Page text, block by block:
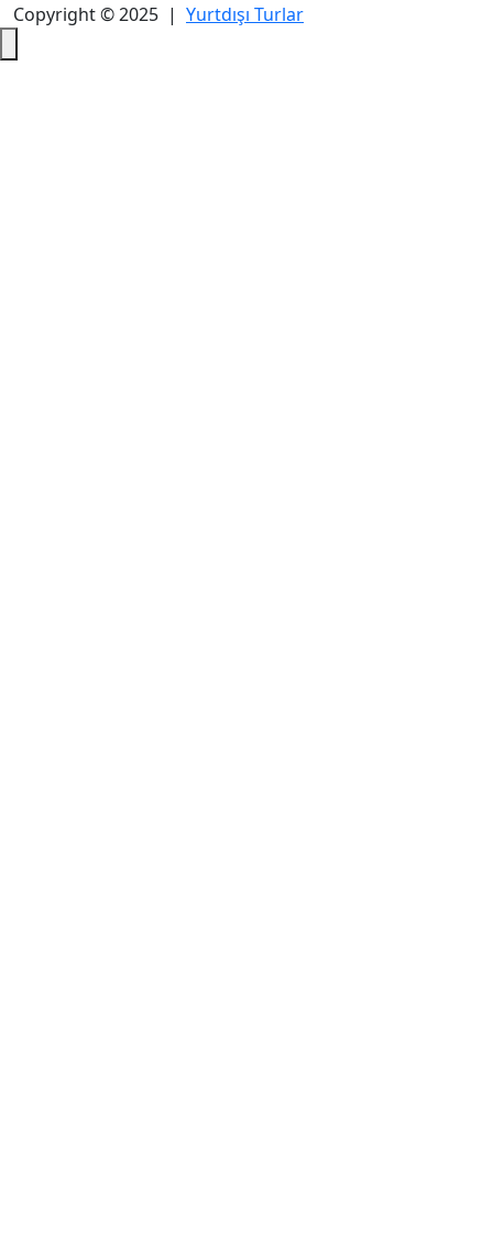
Copyright © 2025 | Yurtdışı Turlar